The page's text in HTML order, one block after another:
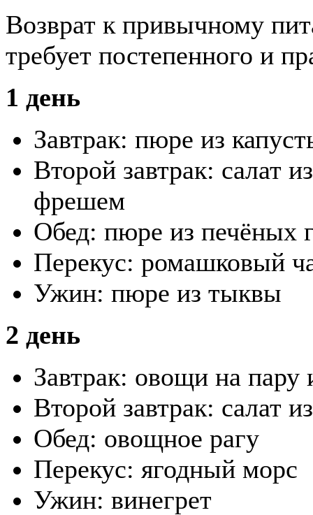
Возврат к привычному
требует постепенного и
1 день
Завтрак: пюре из
Второй завтрак: салат
фрешем
Обед: пюре из печёных
Перекус: ромашковый
Ужин: пюре из тыквы
2 день
Завтрак: овощи на пару
Второй завтрак: салат
Обед: овощное рагу
Перекус: ягодный морс
Ужин: винегрет